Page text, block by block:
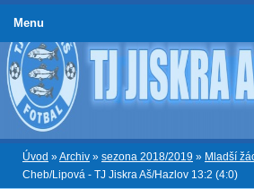
Úvod »Archiv » sezona 2018/2019 » Mladší
Cheb/Lipová - TJ Jiskra Aš/Hazlov 13:2 (4:0)
Menu